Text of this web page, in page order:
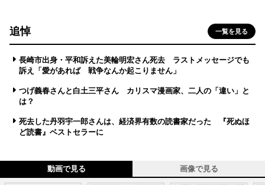
追悼 一覧を見る
長崎市出身・平和訴えた美輪明宏さん死去 ラストメッセージでも
訴え「愛があれば 戦争なんか起こりません」
つげ義春さんと白土三平さん カリスマ漫画家、二人の「違い」と
は？
死去した丹羽宇一郎さんは、経済界有数の読書家だった 『死ぬほ
ど読書』ベストセラーに
動画で見る 画像で見る